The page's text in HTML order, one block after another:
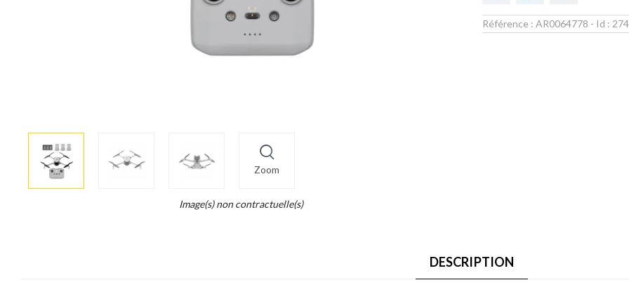
Zoom
More
info
Image(s) non contractuelle(s)
Référence : AR0064778 - Id :
DESCRIPTION